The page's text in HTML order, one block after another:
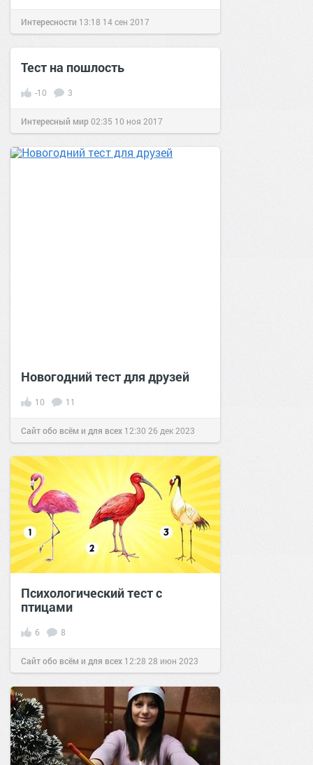
Интересности 13:18 14 сен 2017
Тест на пошлость
-10 3
Интересный мир02:35 10 ноя 2017
Новогодний тест для друзей
10 11
Сайт обо всём и для всех 12:30 26 дек 2023
Психологический тест с
птицами
6 8
Сайт обо всём и для всех 12:28 28 июн 2023